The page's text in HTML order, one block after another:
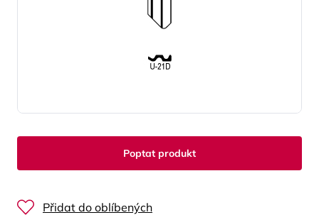
Poptat produkt
Přidat do oblíbených